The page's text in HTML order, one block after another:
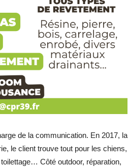
de la communication. En 2017, la
le client trouve tout pour les chiens,
Côté outdoor, réparation,